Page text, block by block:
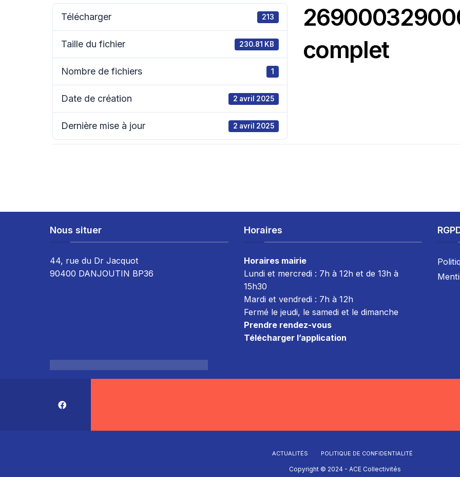
Télécharger 213
Taille du fichier 230.81 KB
Nombre de fichiers 1
Date de création 2 avril 2025
Dernière mise à jour 2 avril 2025
complet
Nous situer
44, rue du Dr Jacquot
90400 DANJOUTIN BP36
Horaires
Horaires mairie
Lundi et mercredi : 7h à 12h et de 13h à
15h30
Mardi et vendredi : 7h à 12h
Fermé le jeudi, le samedi et le dimanche
Prendre rendez-vous
Télécharger l’application
ACTUALITÉS POLITIQUE DE CONFIDENTIALITÉ
Copyright © 2024 - ACE Collectivités